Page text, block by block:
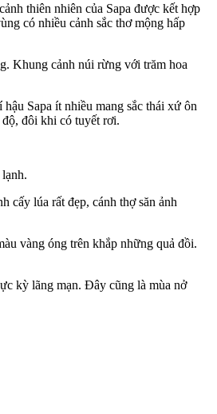
thiên nhiên của Sapa được kết hợp
có nhiều cảnh sắc thơ mộng hấp
Khung cảnh núi rừng với trăm hoa
Sapa ít nhiều mang sắc thái xứ ôn
đôi khi có tuyết rơi.
cấy lúa rất đẹp, cánh thợ săn ảnh
vàng óng trên khắp những quả đồi.
kỳ lãng mạn. Đây cũng là mùa nở